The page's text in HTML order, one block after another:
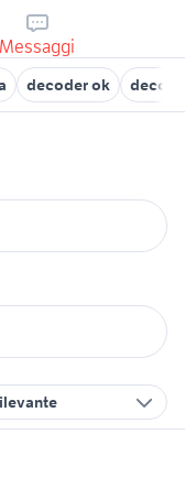
Messaggi
decoder ok